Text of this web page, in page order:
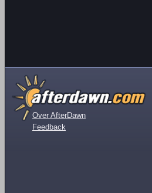
Over AfterDawn
Feedback